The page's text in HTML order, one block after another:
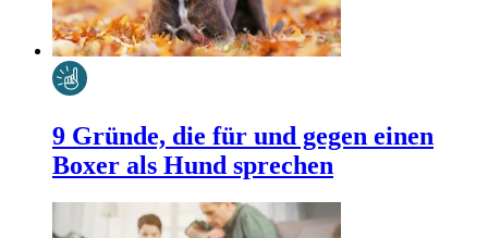
9 Gründe, die für und gegen einen
Boxer als Hund sprechen